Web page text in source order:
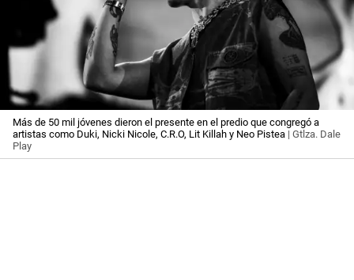
Más de 50 mil jóvenes dieron el presente en el predio que congregó a
artistas como Duki, Nicki Nicole, C.R.O, Lit Killah y Neo Pistea | Gtlza. Dale
Play